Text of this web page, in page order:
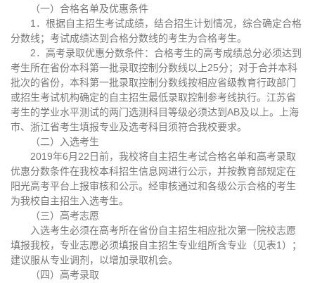
（一）合格名单及优惠条件
1．根据自主招生考试成绩，结合招生计划情况，综合确定合格
分数线；考试成绩达到合格分数线的考生为合格考生。
2．高考录取优惠分数条件：合格考生的高考成绩总分必须达到
考生所在省份本科第一批录取控制分数线以上25分；对于合并本科
批次的省份，本科第一批录取控制分数线按相应省级教育行政部门
或招生考试机构确定的自主招生最低录取控制参考线执行。江苏省
考生的学业水平测试的两门选测科目等级必须达到AB及以上。上海
市、浙江省考生填报专业及选考科目须符合我校要求。
（二）入选考生
2019年6月22日前，我校将自主招生考试合格名单和高考录取
优惠分数条件在我校本科招生信息网进行公示，并按教育部规定在
阳光高考平台上报审核和公示。经审核通过和各级公示合格的考生
为我校自主招生入选考生。
（三）高考志愿
入选考生必须在高考所在省份自主招生相应批次第一院校志愿
填报我校，专业志愿必须填报自主招生专业组所含专业（见表1）；
建议服从专业调剂，以增加录取机会。
（四）高考录取